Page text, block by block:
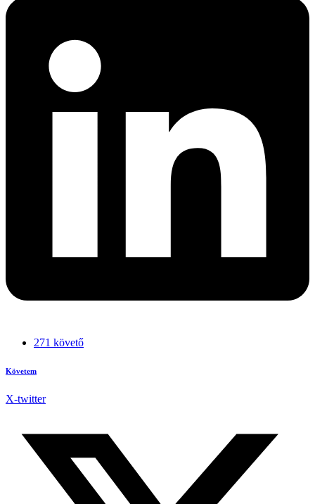
271 követő
Követem
X-twitter